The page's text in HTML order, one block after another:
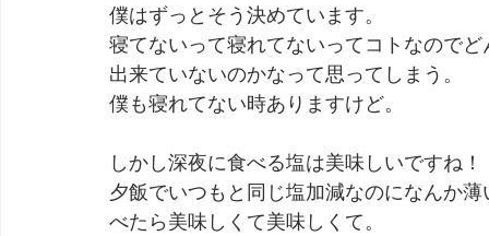
僕はずっとそう決めています。
寝てないって寝れてないってコトなので
出来ていないのかなって思ってしまう。
僕も寝れてない時ありますけど。
しかし深夜に食べる塩は美味しいですね！
夕飯でいつもと同じ塩加減なのになんか
べたら美味しくて美味しくて。